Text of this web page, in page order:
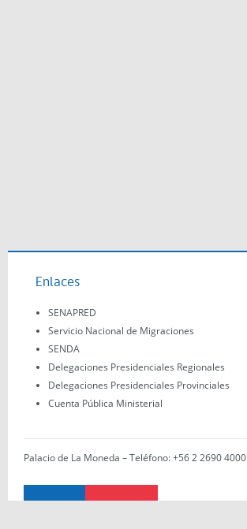
Enlaces
SENAPRED
Servicio Nacional de Migraciones
SENDA
Delegaciones Presidenciales Regionales
Delegaciones Presidenciales Provinciales
Cuenta Pública Ministerial
Palacio de La Moneda – Teléfono: +56 2 2690 4000